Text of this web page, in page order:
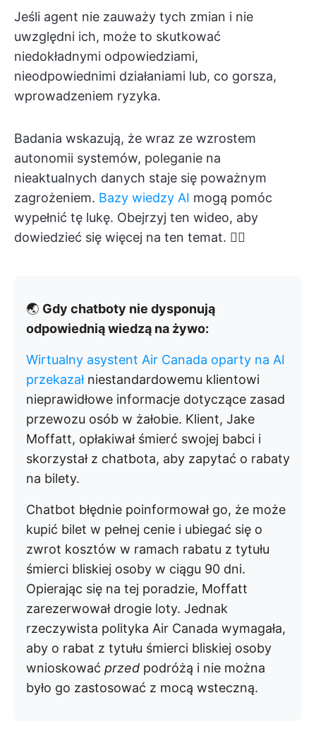
Jeśli agent nie zauważy tych zmian i nie
uwzględni ich, może to skutkować
niedokładnymi odpowiedziami,
nieodpowiednimi działaniami lub, co gorsza,
wprowadzeniem ryzyka.
Badania wskazują, że wraz ze wzrostem
autonomii systemów, poleganie na
nieaktualnych danych staje się poważnym
zagrożeniem. Bazy wiedzy AI mogą pomóc
wypełnić tę lukę. Obejrzyj ten wideo, aby
dowiedzieć się więcej na ten temat. 👇🏼
🌏 Gdy chatboty nie dysponują
odpowiednią wiedzą na żywo:
Wirtualny asystent Air Canada oparty na AI
przekazał niestandardowemu klientowi
nieprawidłowe informacje dotyczące zasad
przewozu osób w żałobie. Klient, Jake
Moffatt, opłakiwał śmierć swojej babci i
skorzystał z chatbota, aby zapytać o rabaty
na bilety.
Chatbot błędnie poinformował go, że może
kupić bilet w pełnej cenie i ubiegać się o
zwrot kosztów w ramach rabatu z tytułu
śmierci bliskiej osoby w ciągu 90 dni.
Opierając się na tej poradzie, Moffatt
zarezerwował drogie loty. Jednak
rzeczywista polityka Air Canada wymagała,
aby o rabat z tytułu śmierci bliskiej osoby
wnioskować przed podróżą i nie można
było go zastosować z mocą wsteczną.